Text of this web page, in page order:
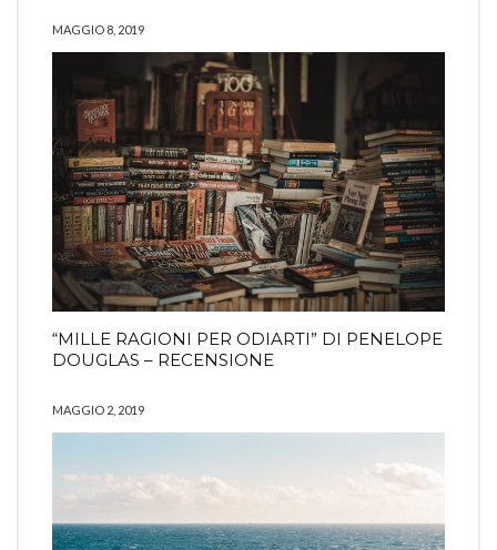
MAGGIO 8, 2019
“MILLE RAGIONI PER ODIARTI” DI PENELOPE
DOUGLAS – RECENSIONE
MAGGIO 2, 2019